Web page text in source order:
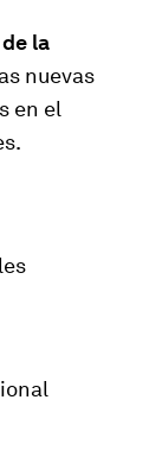
la
nuevas
en el